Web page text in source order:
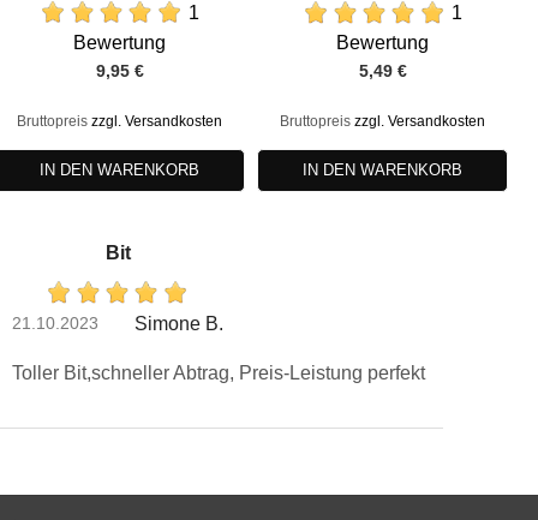
1
Bewertung
Preis
9,95 €
Bruttopreis zzgl. Versandkosten
IN DEN WARENKORB
1
Bewertung
Preis
5,49 €
Bruttopreis zzgl. Versandkosten
IN DEN WARENKORB
Bit
21.10.2023 Simone B.
Toller Bit,schneller Abtrag, Preis-Leistung perfekt